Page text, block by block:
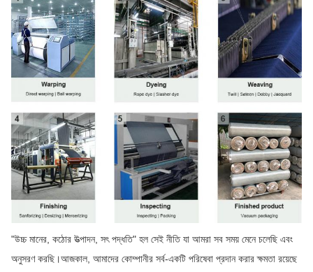
"উচ্চ মানের, কঠোর উত্পাদন, সৎ পদ্ধতি" হল সেই নীতি যা আমরা সব সময় মেনে চলেছি এবং
অনুসরণ করছি।আজকাল, আমাদের কোম্পানীর সর্ব-একটি পরিষেবা প্রদান করার ক্ষমতা রয়েছে